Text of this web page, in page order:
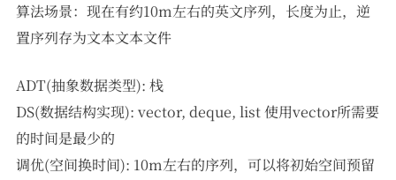
算法场景：现在有约10m左右的英文序列，长度为止，逆
置序列存为文本文本文件
ADT(抽象数据类型): 栈
DS(数据结构实现): vector, deque, list 使用vector所需要
的时间是最少的
调优(空间换时间): 10m左右的序列，可以将初始空间预留